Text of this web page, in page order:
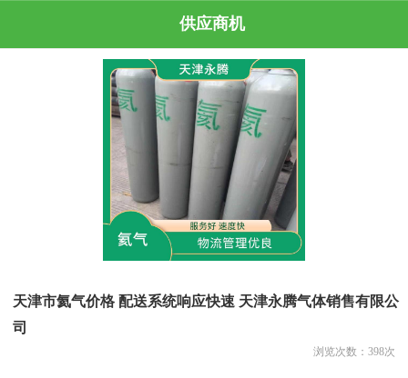
供应商机
天津市氦气价格 配送系统响应快速 天津永腾气体销售有限公
司
浏览次数： 398次